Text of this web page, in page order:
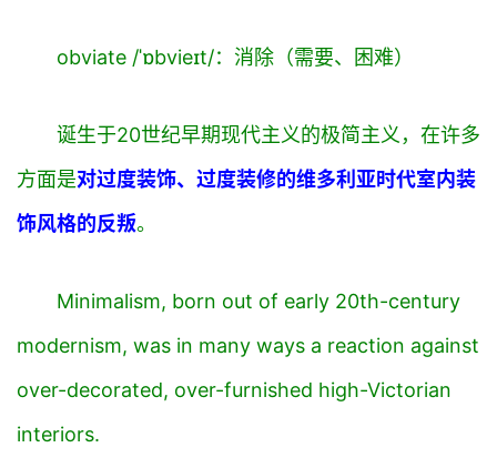
obviate /ˈɒbvieɪt/：消除（需要、困难）
诞生于20世纪早期现代主义的极简主义，在许多
方面是对过度装饰、过度装修的维多利亚时代室内装
饰风格的反叛。
Minimalism, born out of early 20th-century
modernism, was in many ways a reaction against
over-decorated, over-furnished high-Victorian
interiors.